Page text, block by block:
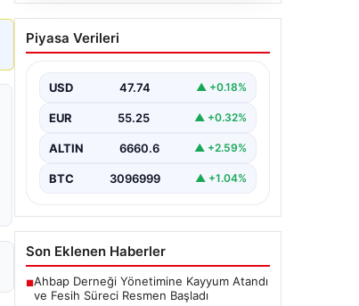
Ertuğrul Özkök ifade
verdi. “Aklımın ucundan
Piyasa Verileri
USD 47.74 ▲ +0.18%
EUR 55.25 ▲ +0.32%
ALTIN 6660.6 ▲ +2.59%
BTC 3096999 ▲ +1.04%
Son Eklenen Haberler
■Ahbap Derneği Yönetimine Kayyum Atandı
ve Fesih Süreci Resmen Başladı